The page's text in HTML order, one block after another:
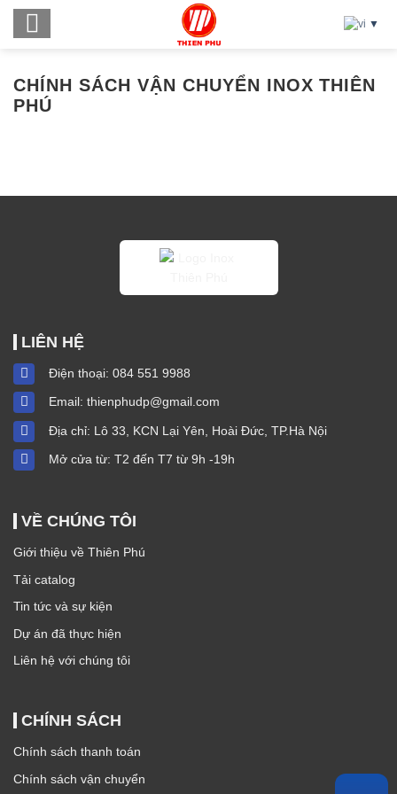
Skip
CHÍNH SÁCH VẬN CHUYỂN INOX THIÊN
PHÚ
LIÊN HỆ
Điện thoại: 084 551 9988
Email: thienphudp@gmail.com
Địa chỉ: Lô 33, KCN Lại Yên, Hoài Đức, TP.Hà Nội
Mở cửa từ: T2 đến T7 từ 9h -19h
VỀ CHÚNG TÔI
Giới thiệu về Thiên Phú
Tải catalog
Tin tức và sự kiện
Dự án đã thực hiện
Liên hệ với chúng tôi
CHÍNH SÁCH
Chính sách thanh toán
Chính sách vận chuyển